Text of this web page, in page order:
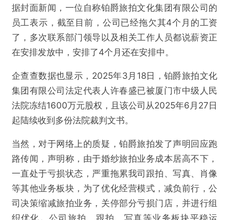
据封面新闻，一位自称铂爵旅拍文化集团有限公司的
员工表示，截至目前，公司已经拖欠其4个月的工资
了，多次联系部门领导以及相关工作人员都说薪资正
在安排发放中，安排了4个月还在安排中。
企查查数据也显示，2025年3月18日，铂爵旅拍文化
集团有限公司法定代表人许春盛已被厦门市中级人民
法院冻结1600万元股权，且该公司从2025年6月27日
起陆续收到多份法院裁判文书。
当然，对于网络上的质疑，铂爵旅拍发了声明回应跑
路传闻，声明称，由于婚纱旅拍业务成本居高不下，
一直处于亏损状态，严重拖累我司跟拍、写真、肖像
等其他业务板块，为了优化经营模式，减负前行，公
司决策缩减旅拍业务，关停部分亏损门店，并进行组